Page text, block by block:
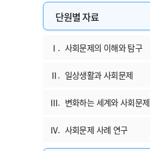
단원별 자료
Ⅰ. 사회문제의 이해와 탐구
Ⅱ. 일상생활과 사회문제
Ⅲ. 변화하는 세계와 사회문제
Ⅳ. 사회문제 사례 연구